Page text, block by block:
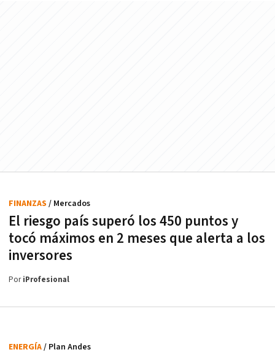
El riesgo país superó los 450 puntos y
tocó máximos en 2 meses que alerta a los
inversores
FINANZAS / Mercados
PoriProfesional
ENERGÍA/ Plan Andes